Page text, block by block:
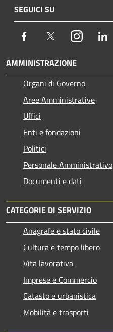
SEGUICI SU
Facebook TwitterInstagram
AMMINISTRAZIONE
Organi di Governo
Aree Amministrative
Uffici
Enti e fondazioni
Politici
Personale Amministrativo
Documenti e dati
CATEGORIE DI SERVIZIO
Anagrafe e stato civile
Cultura e tempo libero
Vita lavorativa
Imprese e Commercio
Catasto e urbanistica
Mobilità e trasporti